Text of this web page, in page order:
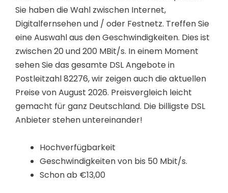
Sie haben die Wahl zwischen Internet,
Digitalfernsehen und / oder Festnetz. Treffen Sie
eine Auswahl aus den Geschwindigkeiten. Dies ist
zwischen 20 und 200 MBit/s. In einem Moment
sehen Sie das gesamte DSL Angebote in
Postleitzahl 82276, wir zeigen auch die aktuellen
Preise von August 2026. Preisvergleich leicht
gemacht für ganz Deutschland. Die billigste DSL
Anbieter stehen untereinander!
Hochverfügbarkeit
Geschwindigkeiten von bis 50 Mbit/s.
Schon ab €13,00